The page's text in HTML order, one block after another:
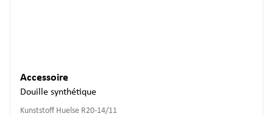
Accessoire
Douille synthétique
Kunststoff Huelse R20-14/11